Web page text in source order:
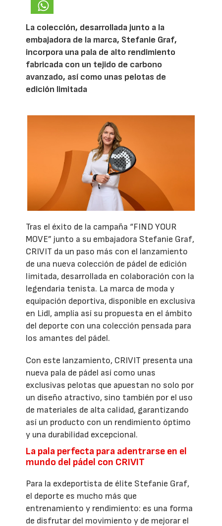
La colección, desarrollada junto a la
embajadora de la marca, Stefanie Graf,
incorpora una pala de alto rendimiento
fabricada con un tejido de carbono
avanzado, así como unas pelotas de
edición limitada
Tras el éxito de la campaña “FIND YOUR
MOVE” junto a su embajadora Stefanie Graf,
CRIVIT da un paso más con el lanzamiento
de una nueva colección de pádel de edición
limitada, desarrollada en colaboración con la
legendaria tenista. La marca de moda y
equipación deportiva, disponible en exclusiva
en Lidl, amplía así su propuesta en el ámbito
del deporte con una colección pensada para
los amantes del pádel.
Con este lanzamiento, CRIVIT presenta una
nueva pala de pádel así como unas
exclusivas pelotas que apuestan no solo por
un diseño atractivo, sino también por el uso
de materiales de alta calidad, garantizando
así un producto con un rendimiento óptimo
y una durabilidad excepcional.
La pala perfecta para adentrarse en el
mundo del pádel con CRIVIT
Para la exdeportista de élite Stefanie Graf,
el deporte es mucho más que
entrenamiento y rendimiento: es una forma
de disfrutar del movimiento y de mejorar el